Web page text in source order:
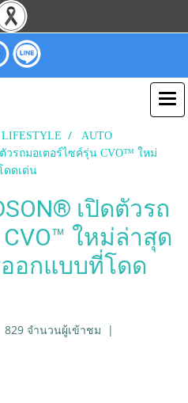
LIFESTYLE
AUTO
วรถมอเตอร์ไซค์รุ่น CVO™ ใหม่
ดดเด่น
เปิดตัวรถ
ใหม่ล่าสุด
อกแบบที่โดด
829 จำนวนผู้เข้าชม |